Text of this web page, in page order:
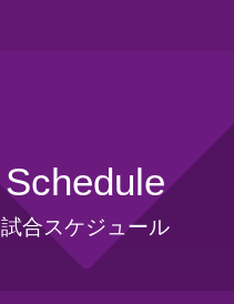
Schedule
試合スケジュール